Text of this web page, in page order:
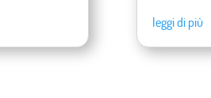
leggi di più